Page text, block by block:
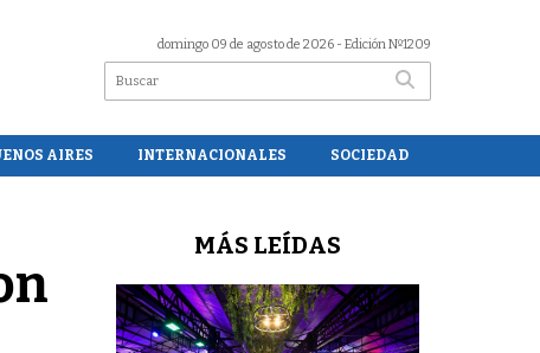
domingo 09 de agosto de 2026 - Edición Nº1209
AIRES INTERNACIONALES SOCIEDAD
MÁS LEÍDAS